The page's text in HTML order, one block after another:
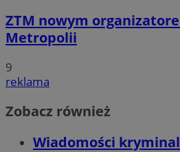
ZTM nowym
Metropolii
9
reklama
Zobacz również
Wiadomości